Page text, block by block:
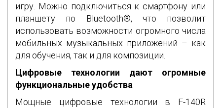
игру. Можно подключиться к смартфону или
планшету по Bluetooth®, что позволит
использовать возможности огромного числа
мобильных музыкальных приложений – как
для обучения, так и для композиции.
Цифровые технологии дают огромные
функциональные удобства
Мощные цифровые технологии в F-140R